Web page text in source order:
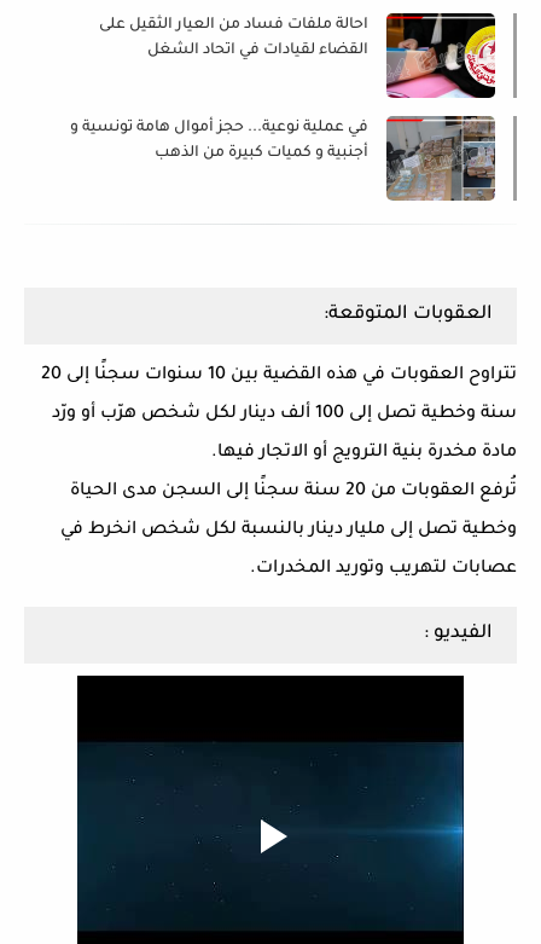
احالة ملفات فساد من العيار الثقيل على
القضاء لقيادات في اتحاد الشغل
في عملية نوعية... حجز أموال هامة تونسية و
أجنبية و كميات كبيرة من الذهب
العقوبات المتوقعة:
تتراوح العقوبات في هذه القضية بين 10 سنوات سجنًا إلى 20
سنة وخطية تصل إلى 100 ألف دينار لكل شخص هرّب أو ورّد
مادة مخدرة بنية الترويج أو الاتجار فيها.
تُرفع العقوبات من 20 سنة سجنًا إلى السجن مدى الحياة
وخطية تصل إلى مليار دينار بالنسبة لكل شخص انخرط في
عصابات لتهريب وتوريد المخدرات.
الفيديو :